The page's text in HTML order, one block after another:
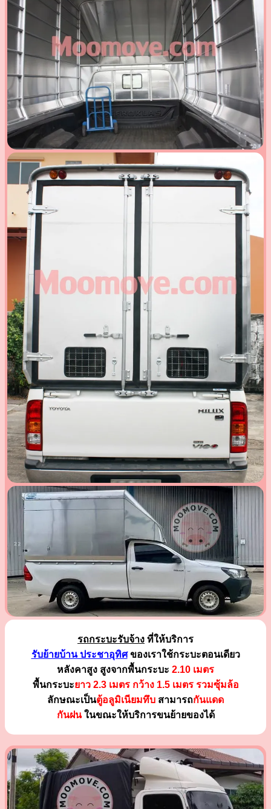
รถกระบะรับจ้าง ที่ให้บริการ
รับย้ายบ้าน ประชาอุทิศของเราใช้กระบะตอนเดียว
หลังคาสูง สูงจากพื้นกระบะ 2.10 เมตร
พื้นกระบะยาว 2.3 เมตร กว้าง 1.5 เมตร รวมซุ้มล้อ
ลักษณะเป็นตู้อลูมิเนียมทึบ สามารถกันแดด
กันฝนในขณะให้บริการขนย้ายของได้